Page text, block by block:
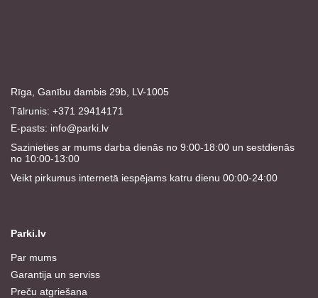
Rīga, Ganību dambis 29b, LV-1005
Tālrunis: +371 29414171
E-pasts: info@parki.lv
Sazinieties ar mums darba dienās no 9:00-18:00 un sestdienās
no 10:00-13:00
Veikt pirkumus internetā iespējams katru dienu 00:00-24:00
Parki.lv
Par mums
Garantija un serviss
Preču atgriešana